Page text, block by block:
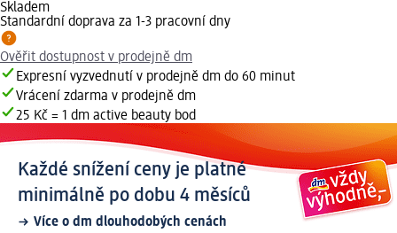
Skladem
Standardní doprava za 1-3 pracovní dny
Ověřit dostupnost v prodejně dm
Expresní vyzvednutí v prodejně dm do 60 minut
Vrácení zdarma v prodejně dm
25 Kč = 1 dm active beauty bod
Každé snížení ceny je platné
minimálně po dobu 4 měsíců
Více o dm dlouhodobých cenách